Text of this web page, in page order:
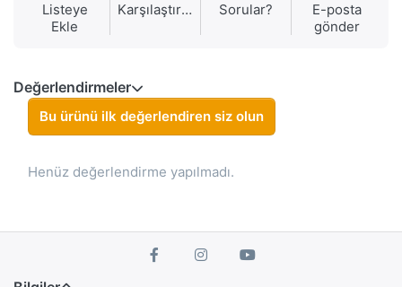
Listeye
Ekle
Karşılaştırma Sorular?
E-posta
gönder
Değerlendirmeler
Bu ürünü ilk değerlendiren siz olun
Henüz değerlendirme yapılmadı.